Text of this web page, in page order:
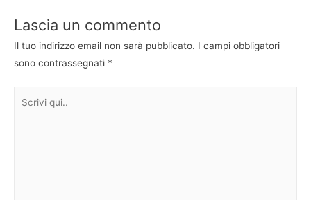
Lascia un commento
Il tuo indirizzo email non sarà pubblicato. I campi obbligatori
sono contrassegnati *